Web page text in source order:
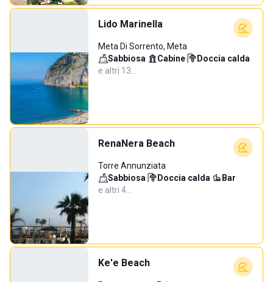
Lido Marinella
Meta Di Sorrento, Meta
Sabbiosa· Cabine· Doccia calda·
e altri 13…
RenaNera Beach
Torre Annunziata
Sabbiosa· Doccia calda· Bar·
e altri 4…
Ke'e Beach